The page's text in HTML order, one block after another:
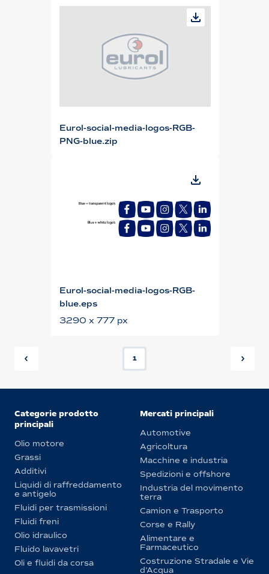
Eurol-social-media-logos-RGB-
PNG-blue.zip
Eurol-social-media-logos-RGB-
blue.eps
3290 x 777 px
1
Categorie prodotto
principali
Olio motore
Grassi
Additivi
Liquidi di raffreddamento
e antigelo
Fluidi per trasmissioni
Fluidi freni
Olio idraulico
Fluido lavavetri
Oli e fluidi da corsa
Mercati principali
Automotive
Agricoltura
Macchine e industria
Spedizioni e offshore
Industria del movimento
terra
Camion e Trasporto
Corse e Rally
Alimentare e
Farmaceutico
Costruzione Stradale e Vie
d’Acqua